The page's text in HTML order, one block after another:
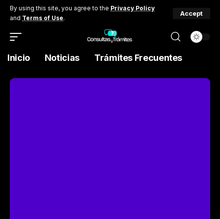
By using this site, you agree to the Privacy Policy
and Terms of Use.
Accept
Inicio Noticias Trámites Frecuentes